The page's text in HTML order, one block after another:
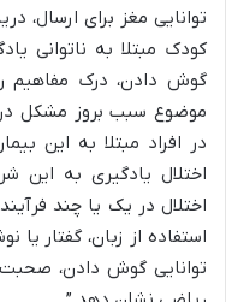
توانایی مغز برای ارسال،
کودک مبتلا به ناتوانی
گوش دادن، درک مفاهیم
موضوع سبب بروز مشکل
در افراد مبتلا به این
اختلال یادگیری به این
اختلال در یک یا چند
استفاده از زبان، گفتار
توانایی گوش دادن، صحبت